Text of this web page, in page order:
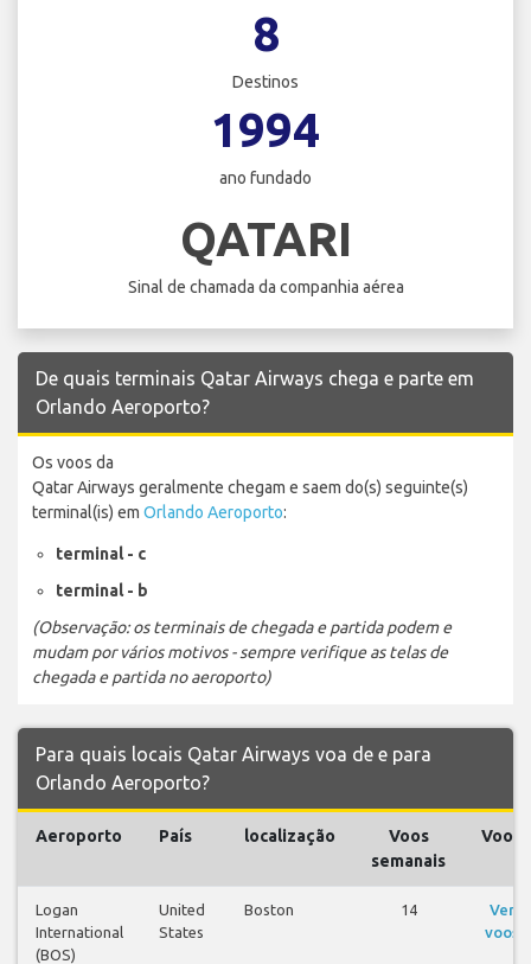
8
Destinos
1994
ano fundado
QATARI
Sinal de chamada da companhia aérea
De quais terminais Qatar Airways chega e parte em
Orlando Aeroporto?
Os voos da
Qatar Airways geralmente chegam e saem do(s) seguinte(s)
terminal(is) em Orlando Aeroporto:
terminal - c
terminal - b
(Observação: os terminais de chegada e partida podem e
mudam por vários motivos - sempre verifique as telas de
chegada e partida no aeroporto)
Para quais locais Qatar Airways voa de e para
Orlando Aeroporto?
Aeroporto País localização
Voos
semanais
Voos
Logan
International
(BOS)
United
States
Boston 14
Ver
voos